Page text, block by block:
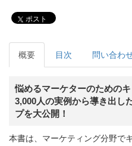
ポスト
概要 目次 問い合わ
悩めるマーケターのための
3,000人の実例から導き出し
プを大公開！
本書は、マーケティング分野で